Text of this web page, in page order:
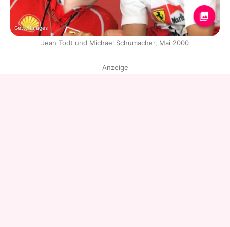
Getty Images
Jean Todt und Michael Schumacher, Mai 2000
Anzeige